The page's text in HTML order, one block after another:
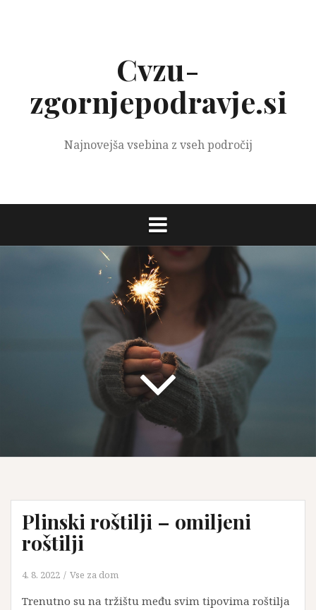
Cvzu-
zgornjepodravje.si
Najnovejša vsebina z vseh področij
Plinski roštilji – omiljeni
roštilji
4. 8. 2022 Vse za dom
Trenutno su na tržištu među svim tipovima roštilja